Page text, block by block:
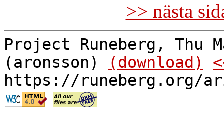
>> nästa
Project Runeberg, Thu
(aronsson)
(download)
https://runeberg.org/